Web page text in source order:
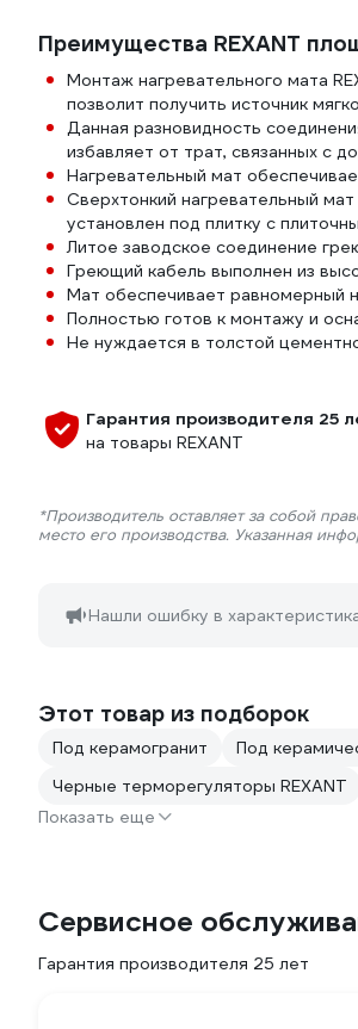
Преимущества REXANT
Монтаж нагревательного мата
позволит получить источник
Данная разновидность
избавляет от трат, связанных с
Нагревательный мат
Сверхтонкий нагревательный
установлен под плитку с
Литое заводское соединение
Греющий кабель выполнен из
Мат обеспечивает равномерный
Полностью готов к монтажу и
Не нуждается в толстой
Гарантия производителя 25
на товары REXANT
*Производитель оставляет за собой
место его производства. Указанная
Нашли ошибку в
Этот товар из подборок
Под керамогранит Под
Черные терморегуляторы REXANT
Показать еще
Сервисное
Гарантия производителя 25 лет